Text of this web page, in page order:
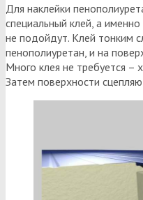
Для наклейки
специальный клей, а
не подойдут. Клей тонким
пенополиуретан, и на
Много клея не требуется –
Затем поверхности